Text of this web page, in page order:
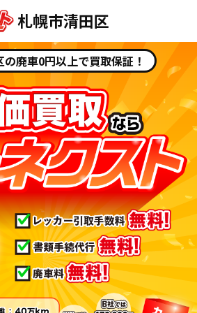
札幌市清田区
廃車0円以上で買取保証！